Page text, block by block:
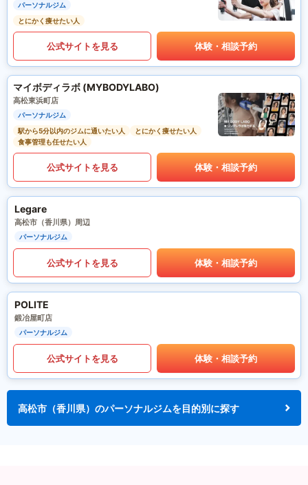
パーソナルジム
とにかく痩せたい人
公式サイトを見る 体験・相談予約
マイボディラボ (MYBODYLABO)
高松東浜町店
パーソナルジム
駅から5分以内のジムに通いたい人
とにかく痩せたい人
食事管理も任せたい人
公式サイトを見る 体験・相談予約
Legare
高松市（香川県）周辺
パーソナルジム
公式サイトを見る 体験・相談予約
POLITE
鍛冶屋町店
パーソナルジム
公式サイトを見る 体験・相談予約
高松市（香川県）のパーソナルジムを目的別に探す